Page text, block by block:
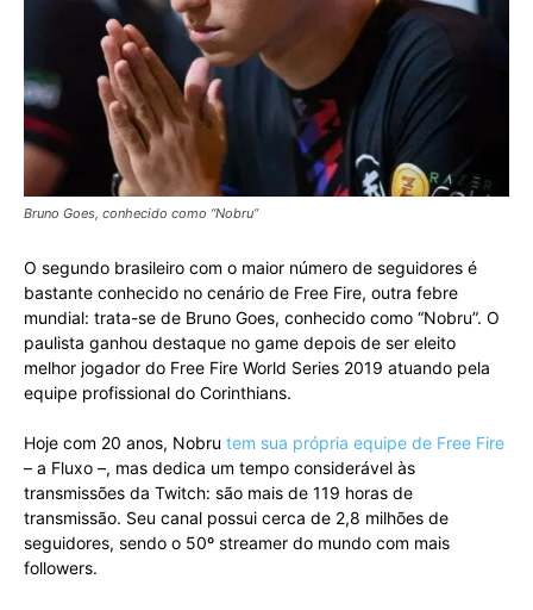
Bruno Goes, conhecido como “Nobru”
O segundo brasileiro com o maior número de seguidores é
bastante conhecido no cenário de Free Fire, outra febre
mundial: trata-se de Bruno Goes, conhecido como “Nobru”. O
paulista ganhou destaque no game depois de ser eleito
melhor jogador do Free Fire World Series 2019 atuando pela
equipe profissional do Corinthians.
Hoje com 20 anos, Nobru tem sua própria equipe de Free Fire
– a Fluxo –, mas dedica um tempo considerável às
transmissões da Twitch: são mais de 119 horas de
transmissão. Seu canal possui cerca de 2,8 milhões de
seguidores, sendo o 50º streamer do mundo com mais
followers.